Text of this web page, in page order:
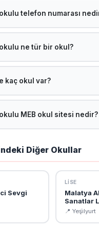
Harita için
telefon numarası
telefon numarası: 0422
ne tür bir okul?
MEB'e bağlı bir İlkokul
kaç okul var?
toplam 228 okul
adresinden
MEB okul sitesi nedir?
misyon ve kurumsal
Diğer Okullar
Sevgi
LISE
Malatya
Sanatlar
📍 Yeşi̇lyurt